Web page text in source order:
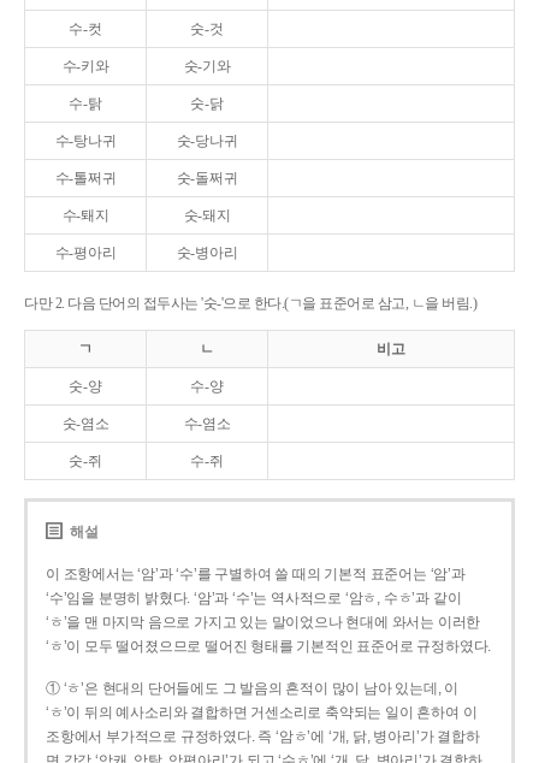
수-컷 숫-것
수-키와 숫-기와
수-탉 숫-닭
수-탕나귀 숫-당나귀
수-톨쩌귀 숫-돌쩌귀
수-퇘지 숫-돼지
수-평아리 숫-병아리
다만 2. 다음 단어의 접두사는 '숫-'으로 한다.(ㄱ을 표준어로 삼고, ㄴ을 버림.)
ㄱ ㄴ 비고
숫-양 수-양
숫-염소 수-염소
숫-쥐 수-쥐
해설
이 조항에서는 ‘암’과 ‘수’를 구별하여 쓸 때의 기본적 표준어는 ‘암’과
‘수’임을 분명히 밝혔다. ‘암’과 ‘수’는 역사적으로 ‘암ㅎ, 수ㅎ’과 같이
‘ㅎ’을 맨 마지막 음으로 가지고 있는 말이었으나 현대에 와서는 이러한
‘ㅎ’이 모두 떨어졌으므로 떨어진 형태를 기본적인 표준어로 규정하였다.
① ‘ㅎ’은 현대의 단어들에도 그 발음의 흔적이 많이 남아 있는데, 이
‘ㅎ’이 뒤의 예사소리와 결합하면 거센소리로 축약되는 일이 흔하여 이
조항에서 부가적으로 규정하였다. 즉 ‘암ㅎ’에 ‘개, 닭, 병아리’가 결합하